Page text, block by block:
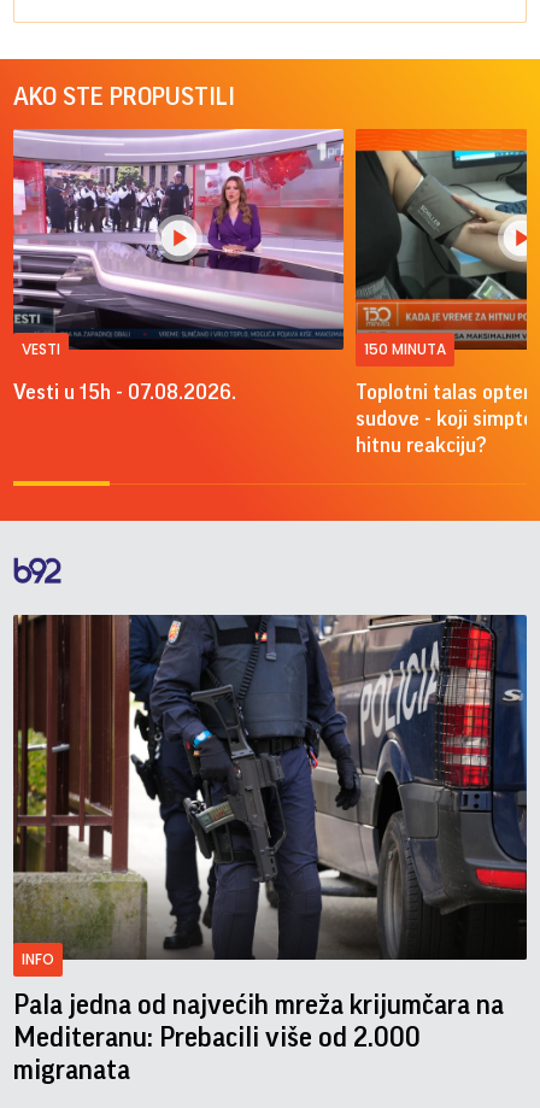
AKO STE PROPUSTILI
VESTI
Vesti u 15h - 07.08.2026.
150 MINUTA
Toplotni talas
sudove - koji
hitnu reakciju?
INFO
Pala jedna od najvećih mreža krijumčara na
Mediteranu: Prebacili više od 2.000
migranata